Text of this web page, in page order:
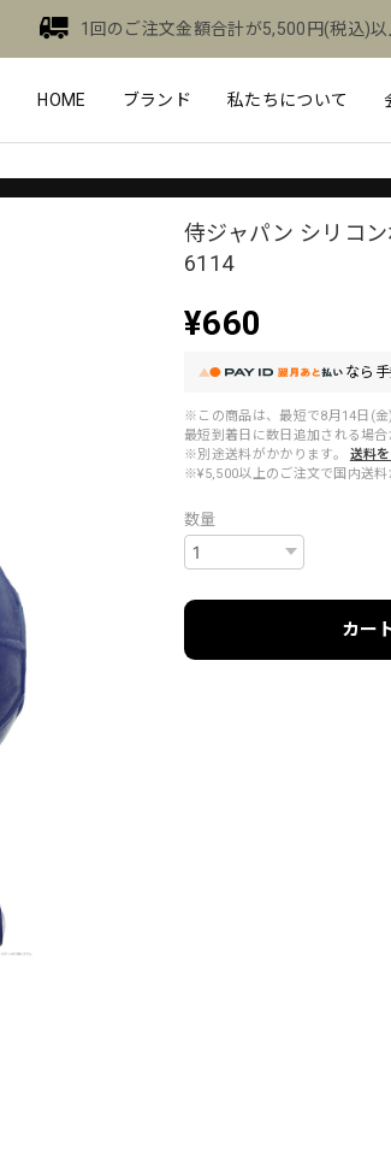
1回のご注文金額合計が5,500円(税込)
HOME ブランド 私たちについて
侍ジャパン シリコ
6114
¥660
なら
※この商品は、最短で8月14日(金
最短到着日に数日追加される場合
※別途送料がかかります。
送料
※¥5,500以上のご注文で国内送料
数量
カー